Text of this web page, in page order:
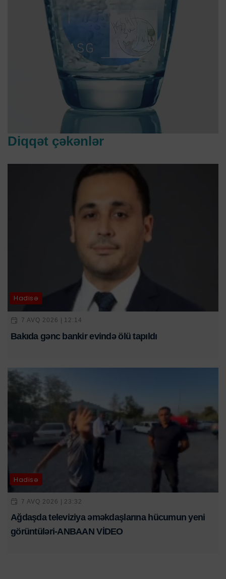
Diqqət çəkənlər
Hadisə
7 AVQ 2026 | 12:14
Bakıda gənc bankir evində ölü tapıldı
Hadisə
7 AVQ 2026 | 23:32
Ağdaşda televiziya əməkdaşlarına hücumun yeni
görüntüləri-ANBAAN VİDEO